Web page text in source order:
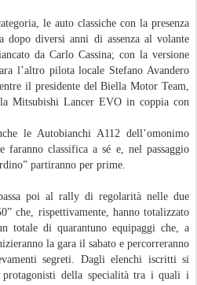
le auto classiche con la presenza
diversi anni di assenza al volante
da Carlo Cassina; con la versione
l’altro pilota locale Stefano Avandero
il presidente del Biella Motor Team,
Mitsubishi Lancer EVO in coppia con
le Autobianchi A112 dell’omonimo
faranno classifica a sé e, nel passaggio
partiranno per prime.
poi al rally di regolarità nelle due
che, rispettivamente, hanno totalizzato
totale di quarantuno equipaggi che, a
la gara il sabato e percorreranno
segreti. Dagli elenchi iscritti si
della specialità tra i quali i